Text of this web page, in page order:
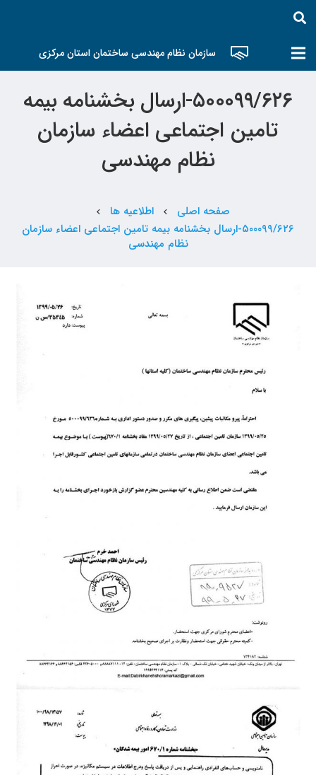
سازمان نظام مهندسی ساختمان استان مرکزی
۵۰۰۰۹۹/۶۲۶-ارسال بخشنامه بیمه
تامین اجتماعی اعضاء سازمان
نظام مهندسی
صفحه اصلی chevron_left اطلاعیه ها chevron_left
۵۰۰۰۹۹/۶۲۶-ارسال بخشنامه بیمه تامین اجتماعی اعضاء سازمان
نظام مهندسی